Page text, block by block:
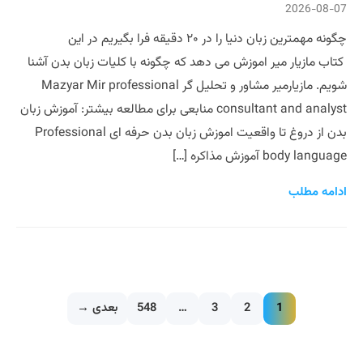
2026-08-07
چگونه مهمترین زبان دنیا را در ۲۰ دقیقه فرا بگیریم در این
کتاب مازیار میر اموزش می دهد که چگونه با کلیات زبان بدن آشنا
شویم. مازیارمیر مشاور و تحلیل گر Mazyar Mir professional
consultant and analyst منابعی برای مطالعه بیشتر: آموزش زبان
بدن از دروغ تا واقعیت اموزش زبان بدن حرفه ای Professional
body language آموزش مذاکره […]
ادامه مطلب
1
2
3
…
548 بعدی →